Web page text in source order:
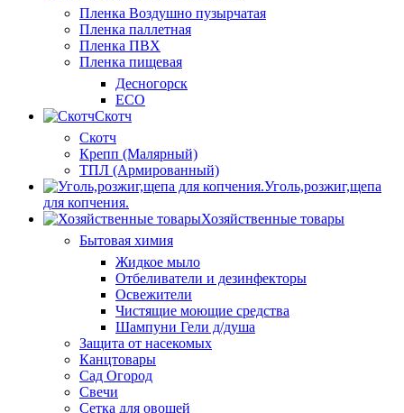
Пленка Воздушно пузырчатая
Пленка паллетная
Пленка ПВХ
Пленка пищевая
Десногорск
ECO
Скотч
Скотч
Крепп (Малярный)
ТПЛ (Армированный)
Уголь,розжиг,щепа
для копчения.
Хозяйственные товары
Бытовая химия
Жидкое мыло
Отбеливатели и дезинфекторы
Освежители
Чистящие моющие средства
Шампуни Гели д/душа
Защита от насекомых
Канцтовары
Сад Огород
Свечи
Сетка для овощей